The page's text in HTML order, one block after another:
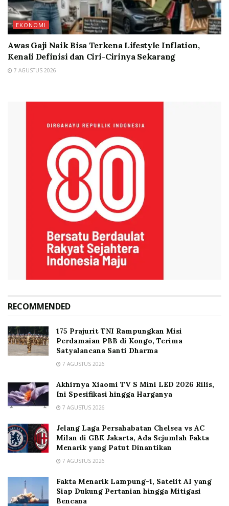
EKONOMI
Awas Gaji Naik Bisa Terkena Lifestyle Inflation,
Kenali Definisi dan Ciri-Cirinya Sekarang
7 AGUSTUS 2026
RECOMMENDED
175 Prajurit TNI Rampungkan Misi
Perdamaian PBB di Kongo, Terima
Satyalancana Santi Dharma
7 AGUSTUS 2026
Akhirnya Xiaomi TV S Mini LED 2026 Rilis,
Ini Spesifikasi hingga Harganya
7 AGUSTUS 2026
Jelang Laga Persahabatan Chelsea vs AC
Milan di GBK Jakarta, Ada Sejumlah Fakta
Menarik yang Patut Dinantikan
7 AGUSTUS 2026
Fakta Menarik Lampung-1, Satelit AI yang
Siap Dukung Pertanian hingga Mitigasi
Bencana